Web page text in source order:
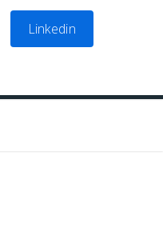
Linkedin